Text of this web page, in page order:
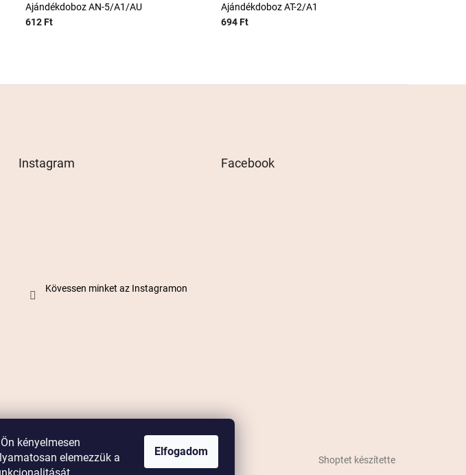
kényelmesen
elemezzük a
Elfogadom
Ajándékdoboz AN-5/A1/AU
612 Ft
Ajándékdoboz AT-2/A1
694 Ft
Instagram
Kövessen minket az Instagramon
Facebook
Shoptet készítette